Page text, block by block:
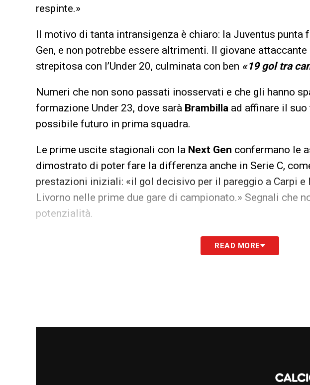
respinte.»
Il motivo di tanta intransigenza è chiaro: la Juventus punta
Gen, e non potrebbe essere altrimenti. Il giovane attaccante
strepitosa con l’Under 20, culminata con ben «19 gol tra
Numeri che non sono passati inosservati e che gli hanno
formazione Under 23, dove sarà Brambilla ad affinare il suo
possibile futuro in prima squadra.
Le prime uscite stagionali con la Next Gen confermano le
dimostrato di poter fare la differenza anche in Serie C,
prestazioni iniziali: «il gol decisivo per il pareggio a Carpi e
Livorno nelle prime due gare di campionato.» Segnali che
potenzialità.
Signoranon ha perso tempo
Tuttosportrivela che il
READ MORE